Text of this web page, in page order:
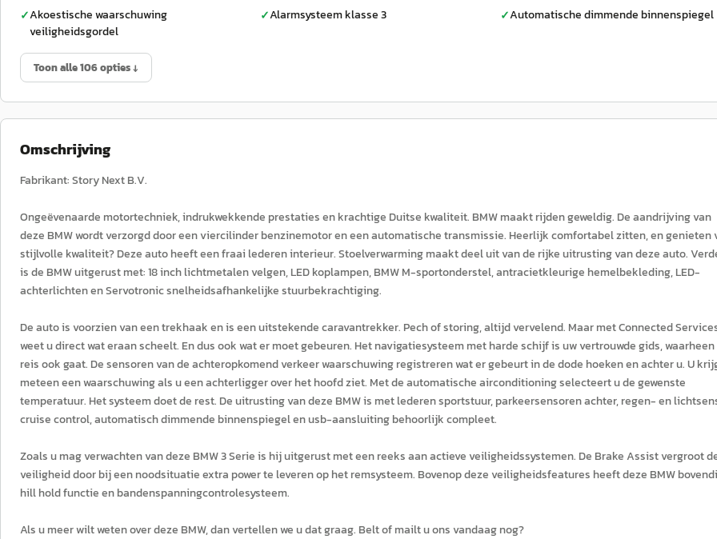
✓Akoestische waarschuwing
veiligheidsgordel
✓Alarmsysteem klasse 3 ✓Automatische dimmende binnenspiegel
Toon alle 106 opties ↓
Omschrijving
Fabrikant: Story Next B.V.
Ongeëvenaarde motortechniek, indrukwekkende prestaties en krachtige Duitse kwaliteit. BMW maakt rijden geweldig. De aandrijving van
deze BMW wordt verzorgd door een viercilinder benzinemotor en een automatische transmissie. Heerlijk comfortabel zitten, en genieten
stijlvolle kwaliteit? Deze auto heeft een fraai lederen interieur. Stoelverwarming maakt deel uit van de rijke uitrusting van deze auto.
is de BMW uitgerust met: 18 inch lichtmetalen velgen, LED koplampen, BMW M-sportonderstel, antracietkleurige hemelbekleding, LED-
achterlichten en Servotronic snelheidsafhankelijke stuurbekrachtiging.
De auto is voorzien van een trekhaak en is een uitstekende caravantrekker. Pech of storing, altijd vervelend. Maar met Connected
weet u direct wat eraan scheelt. En dus ook wat er moet gebeuren. Het navigatiesysteem met harde schijf is uw vertrouwde gids,
reis ook gaat. De sensoren van de achteropkomend verkeer waarschuwing registreren wat er gebeurt in de dode hoeken en achter u. U
meteen een waarschuwing als u een achterligger over het hoofd ziet. Met de automatische airconditioning selecteert u de gewenste
temperatuur. Het systeem doet de rest. De uitrusting van deze BMW is met lederen sportstuur, parkeersensoren achter, regen- en
cruise control, automatisch dimmende binnenspiegel en usb-aansluiting behoorlijk compleet.
Zoals u mag verwachten van deze BMW 3 Serie is hij uitgerust met een reeks aan actieve veiligheidssystemen. De Brake Assist vergroot
veiligheid door bij een noodsituatie extra power te leveren op het remsysteem. Bovenop deze veiligheidsfeatures heeft deze BMW
hill hold functie en bandenspanningcontrolesysteem.
Als u meer wilt weten over deze BMW, dan vertellen we u dat graag. Belt of mailt u ons vandaag nog?